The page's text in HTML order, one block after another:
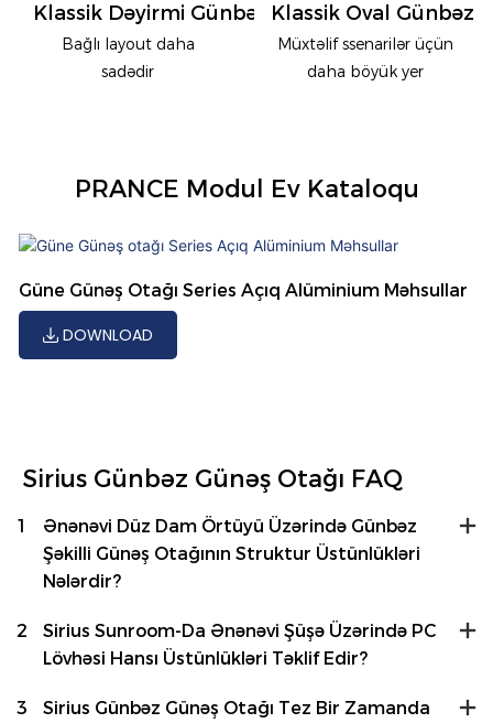
Klassik Dəyirmi Günbəzli Günəş Otağı
Bağlı layout daha
sadədir
Klassik Oval Günbəzli
Müxtəlif ssenarilər üçün
daha böyük yer
PRANCE Modul Ev Kataloqu
Güne Günəş Otağı Series Açıq Alüminium Məhsullar
DOWNLOAD
Sirius Günbəz Günəş Otağı FAQ
1
Ənənəvi Düz Dam Örtüyü Üzərində Günbəz
Şəkilli Günəş Otağının Struktur Üstünlükləri
Nələrdir?
2
Sirius Sunroom-Da Ənənəvi Şüşə Üzərində PC
Lövhəsi Hansı Üstünlükləri Təklif Edir?
3
Sirius Günbəz Günəş Otağı Tez Bir Zamanda